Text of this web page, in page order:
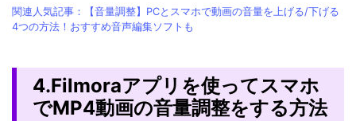
関連人気記事：【音量調整】PCとスマホで動画の音量を上げる/下げる
4つの方法！おすすめ音声編集ソフトも
4.Filmoraアプリを使ってスマホ
でMP4動画の音量調整をする方法